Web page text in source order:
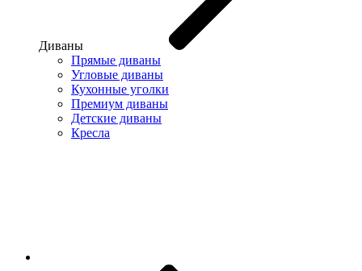
Диваны
Прямые диваны
Угловые диваны
Кухонные уголки
Премиум диваны
Детские диваны
Кресла